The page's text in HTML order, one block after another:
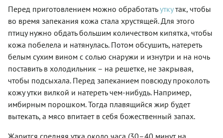
штрихов
и
приготовить
любовью.
Перед приготовлением можно обработатьуткутак, чтобы
во время запекания кожа стала хрустящей. Для этого
птицу нужно обдать большим количеством кипятка, чтобы
кожа побелела и натянулась. Потом обсушить, натереть
белым сухим вином с солью снаружи и изнутри и на ночь
поставить в холодильник – на решетке, не закрывая,
чтобы подсыхала. Перед запеканием повсюду проколоть
кожу утки вилкой и натереть чем-нибудь. Например,
имбирным порошком. Тогда плавящийся жир будет
вытекать, а мясо впитает в себя божественный запах.
Жарится средняя утка около часа (30–40 минут на